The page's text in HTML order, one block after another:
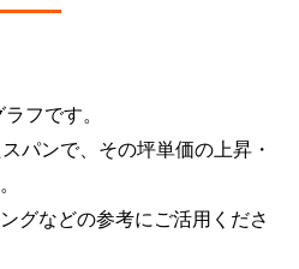
フです。
パンで、その坪単価の上昇・
グなどの参考にご活用くださ